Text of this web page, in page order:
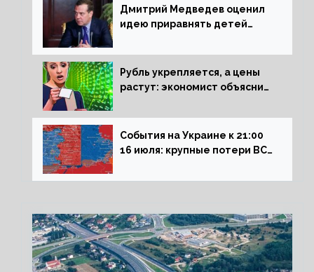
Дмитрий Медведев оценил
идею приравнять детей
Рубль укрепляется, а цены
растут: экономист объяснил
на рынок РФ
События на Украине к 21:00
16 июля: крупные потери ВСУ
обстреливает Донбасс из